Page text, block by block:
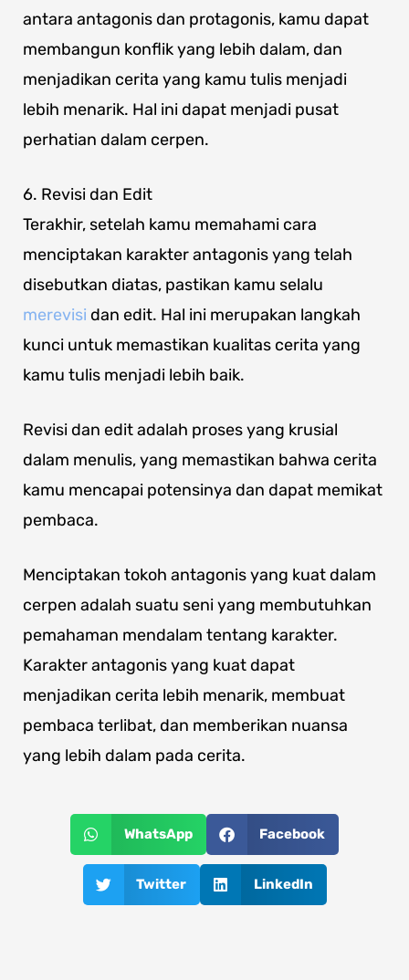
antara antagonis dan protagonis, kamu dapat
membangun konflik yang lebih dalam, dan
menjadikan cerita yang kamu tulis menjadi
lebih menarik. Hal ini dapat menjadi pusat
perhatian dalam cerpen.
6. Revisi dan Edit
Terakhir, setelah kamu memahami cara
menciptakan karakter antagonis yang telah
disebutkan diatas, pastikan kamu selalu
merevisi dan edit. Hal ini merupakan langkah
kunci untuk memastikan kualitas cerita yang
kamu tulis menjadi lebih baik.
Revisi dan edit adalah proses yang krusial
dalam menulis, yang memastikan bahwa cerita
kamu mencapai potensinya dan dapat memikat
pembaca.
Menciptakan tokoh antagonis yang kuat dalam
cerpen adalah suatu seni yang membutuhkan
pemahaman mendalam tentang karakter.
Karakter antagonis yang kuat dapat
menjadikan cerita lebih menarik, membuat
pembaca terlibat, dan memberikan nuansa
yang lebih dalam pada cerita.
WhatsApp Facebook
Twitter LinkedIn